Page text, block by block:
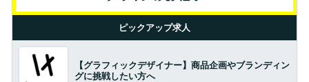
ピックアップ求人
【グラフィックデザイナー】商品企画やブランディン
グに挑戦したい方へ